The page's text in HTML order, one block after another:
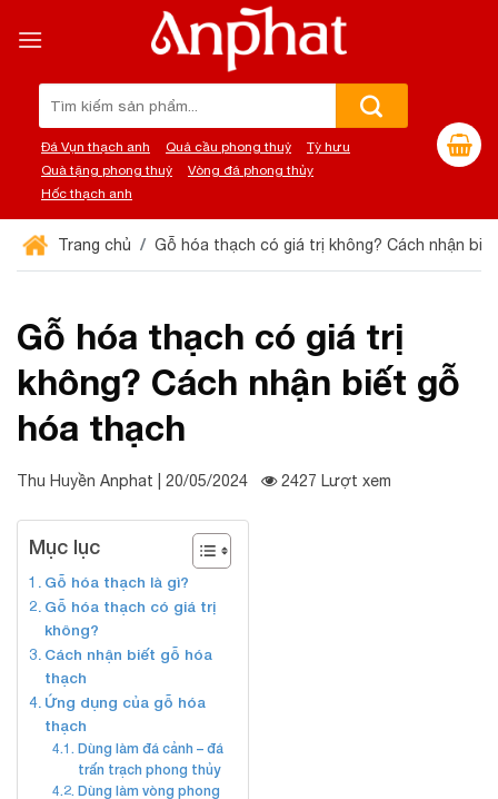
đến
Đá Vụn thạch anh Quả cầu phong thuỷ
Tỳ hưu
Quà tặng phong thuỷ
Vòng đá phong thủy
Hốc thạch anh
Trang chủ Gỗ hóa thạch có giá trị không? Cách nhận
Gỗ hóa thạch có giá trị
không? Cách nhận biết gỗ
hóa thạch
Thu Huyền Anphat | 20/05/2024 2427 Lượt xem
Mục lục
Gỗ hóa thạch là gì?
Gỗ hóa thạch có giá trị
không?
Cách nhận biết gỗ hóa
thạch
Ứng dụng của gỗ hóa
thạch
Dùng làm đá cảnh – đá
trấn trạch phong thủy
Dùng làm vòng phong